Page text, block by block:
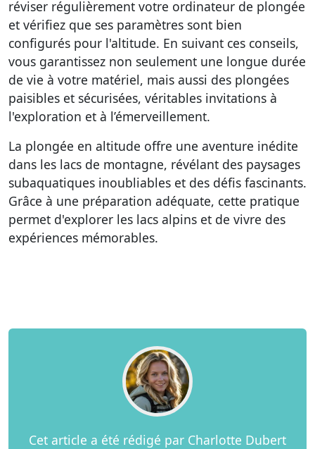
réviser régulièrement votre ordinateur de plongée
et vérifiez que ses paramètres sont bien
configurés pour l'altitude. En suivant ces conseils,
vous garantissez non seulement une longue durée
de vie à votre matériel, mais aussi des plongées
paisibles et sécurisées, véritables invitations à
l'exploration et à l’émerveillement.
La plongée en altitude offre une aventure inédite
dans les lacs de montagne, révélant des paysages
subaquatiques inoubliables et des défis fascinants.
Grâce à une préparation adéquate, cette pratique
permet d'explorer les lacs alpins et de vivre des
expériences mémorables.
Cet article a été rédigé par Charlotte Dubert